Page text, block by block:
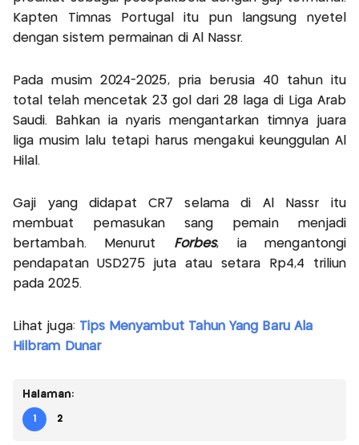
Kapten Timnas Portugal itu pun langsung nyetel
dengan sistem permainan di Al Nassr.
Pada musim 2024-2025, pria berusia 40 tahun itu
total telah mencetak 23 gol dari 28 laga di Liga Arab
Saudi. Bahkan ia nyaris mengantarkan timnya juara
liga musim lalu tetapi harus mengakui keunggulan Al
Hilal.
Gaji yang didapat CR7 selama di Al Nassr itu
membuat pemasukan sang pemain menjadi
bertambah. Menurut Forbes, ia mengantongi
pendapatan USD275 juta atau setara Rp4,4 triliun
pada 2025.
Lihat juga: Tips Menyambut Tahun Yang Baru Ala
Hilbram Dunar
Halaman:
1 2